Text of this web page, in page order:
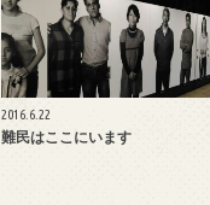
2016.6.22
難民はここにいます